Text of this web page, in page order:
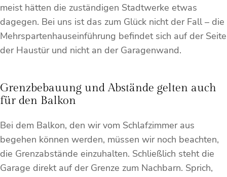
meist hätten die zuständigen Stadtwerke etwas
dagegen. Bei uns ist das zum Glück nicht der Fall – die
Mehrspartenhauseinführung befindet sich auf der Seite
der Haustür und nicht an der Garagenwand.
Grenzbebauung und Abstände gelten auch
für den Balkon
Bei dem Balkon, den wir vom Schlafzimmer aus
begehen können werden, müssen wir noch beachten,
die Grenzabstände einzuhalten. Schließlich steht die
Garage direkt auf der Grenze zum Nachbarn. Sprich,